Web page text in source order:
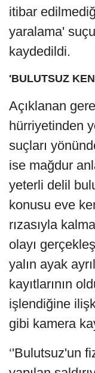
itibar
yaralama'
kaydedildi.
'BULUTSUZ
Açıklanan
hürriyetinden
suçları
ise mağdur
yeterli delil
konusu eve
rızasıyla
olayı
yalın ayak
kayıtlarının
işlendiğine
gibi kamera
‘'Bulutsuz'un